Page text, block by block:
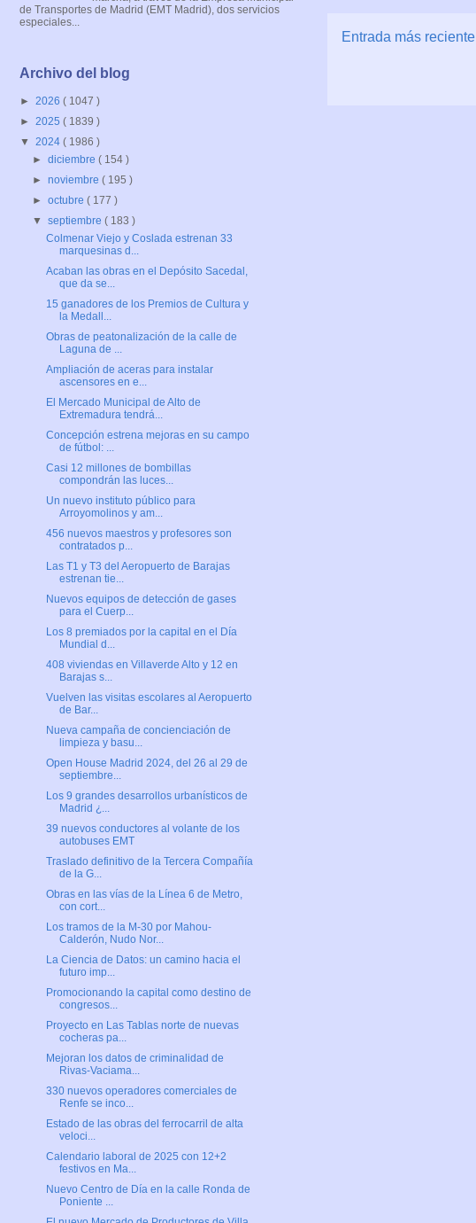
Entrada más reciente
de Transportes de Madrid (EMT Madrid), dos servicios
especiales...
Archivo del blog
► 2026 ( 1047 )
► 2025 ( 1839 )
▼ 2024 ( 1986 )
►diciembre( 154 )
►noviembre( 195 )
►octubre( 177 )
▼septiembre( 183 )
Colmenar Viejo y Coslada estrenan 33
marquesinas d...
Acaban las obras en el Depósito Sacedal,
que da se...
15 ganadores de los Premios de Cultura y
la Medall...
Obras de peatonalización de la calle de
Laguna de ...
Ampliación de aceras para instalar
ascensores en e...
El Mercado Municipal de Alto de
Extremadura tendrá...
Concepción estrena mejoras en su campo
de fútbol: ...
Casi 12 millones de bombillas
compondrán las luces...
Un nuevo instituto público para
Arroyomolinos y am...
456 nuevos maestros y profesores son
contratados p...
Las T1 y T3 del Aeropuerto de Barajas
estrenan tie...
Nuevos equipos de detección de gases
para el Cuerp...
Los 8 premiados por la capital en el Día
Mundial d...
408 viviendas en Villaverde Alto y 12 en
Barajas s...
Vuelven las visitas escolares al Aeropuerto
de Bar...
Nueva campaña de concienciación de
limpieza y basu...
Open House Madrid 2024, del 26 al 29 de
septiembre...
Los 9 grandes desarrollos urbanísticos de
Madrid ¿...
39 nuevos conductores al volante de los
autobuses EMT
Traslado definitivo de la Tercera Compañía
de la G...
Obras en las vías de la Línea 6 de Metro,
con cort...
Los tramos de la M-30 por Mahou-
Calderón, Nudo Nor...
La Ciencia de Datos: un camino hacia el
futuro imp...
Promocionando la capital como destino de
congresos...
Proyecto en Las Tablas norte de nuevas
cocheras pa...
Mejoran los datos de criminalidad de
Rivas-Vaciama...
330 nuevos operadores comerciales de
Renfe se inco...
Estado de las obras del ferrocarril de alta
veloci...
Calendario laboral de 2025 con 12+2
festivos en Ma...
Nuevo Centro de Día en la calle Ronda de
Poniente ...